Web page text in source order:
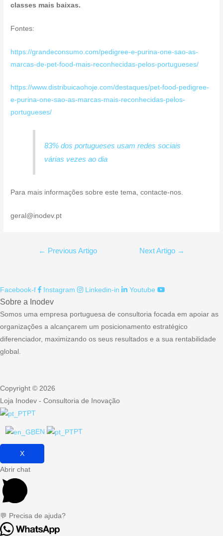
classes mais baixas.
Fontes:
https://grandeconsumo.com/pedigree-e-purina-one-sao-as-
marcas-de-pet-food-mais-reconhecidas-pelos-portugueses/
https://www.distribuicaohoje.com/destaques/pet-food-pedigree-
e-purina-one-sao-as-marcas-mais-reconhecidas-pelos-
portugueses/
83% dos portugueses usam redes sociais
várias vezes ao dia
Para mais informações sobre este tema, contacte-nos.
geral@inodev.pt
Navegação
← Previous Artigo Next Artigo →
Facebook-f Instagram Linkedin-in Youtube
Sobre a Inodev
Somos uma empresa portuguesa de consultoria focada em apoiar as
organizações a alcançarem um posicionamento estratégico
diferenciador, maximizando os seus resultados e a sua rentabilidade
global.
Copyright © 2026
Loja Inodev - Consultoria de Inovação
PT
EN PT
X
Abrir chat
💬 Precisa de ajuda?